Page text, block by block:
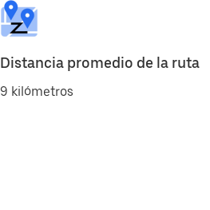
Distancia promedio de la ruta
9 kilómetros